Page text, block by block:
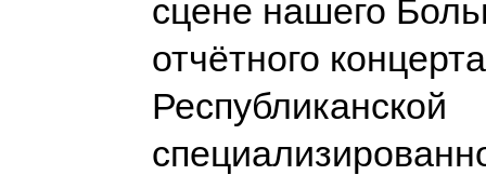
сцене нашего
отчётного концерта
Республиканской